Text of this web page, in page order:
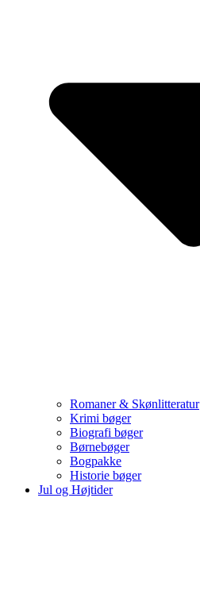
Romaner & Skønlitteratur
Krimi bøger
Biografi bøger
Børnebøger
Bogpakke
Historie bøger
Jul og Højtider